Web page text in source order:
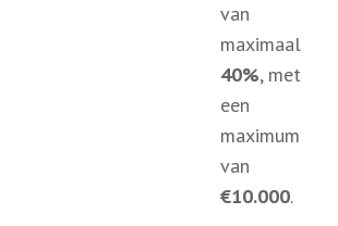
van
maximaal
40%, met
een
maximum
van
€10.000.